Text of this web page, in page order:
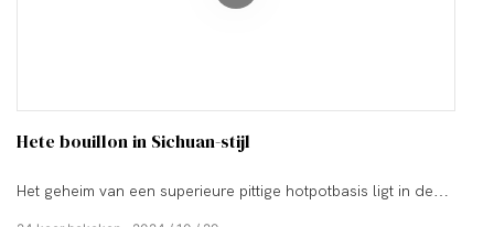
Hete bouillon in Sichuan-stijl
Het geheim van een superieure pittige hotpotbasis ligt in de